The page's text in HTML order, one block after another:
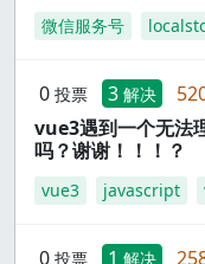
微信服务号
0 投票 3 解决
vue3遇到一个无法
吗？谢谢！！！？
vue3 javascript
0 投票 1 解决